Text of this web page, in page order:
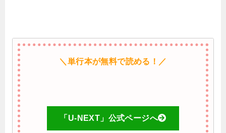
＼単行本が無料で読める！／
「U-NEXT」公式ページへ